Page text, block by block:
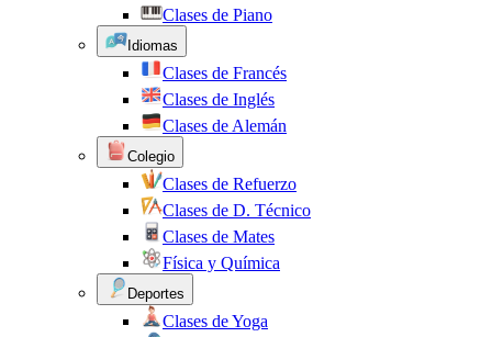
Clases de Piano
Idiomas
Clases de Francés
Clases de Inglés
Clases de Alemán
Colegio
Clases de Refuerzo
Clases de D. Técnico
Clases de Mates
Física y Química
Deportes
Clases de Yoga